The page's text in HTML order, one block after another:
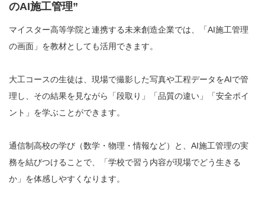
のAI施工管理”
マイスター高等学院と連携する未来創造企業では、「AI施工管理
の画面」を教材としても活用できます。
大工コースの生徒は、現場で撮影した写真や工程データをAIで管
理し、その結果を見ながら「段取り」「品質の違い」「安全ポイ
ント」を学ぶことができます。
通信制高校の学び（数学・物理・情報など）と、AI施工管理の実
務を結びつけることで、「学校で習う内容が現場でどう生きる
か」を体感しやすくなります。